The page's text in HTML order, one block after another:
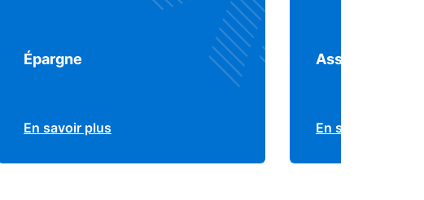
Épargne
En savoir plus
Assurance
En savoir plus